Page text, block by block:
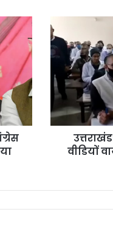
उत्तराखंड:
मेडिकल
कॉलेज
से
विवादित
वीडियों
वायरल,
छात्रों
से
वीडियों